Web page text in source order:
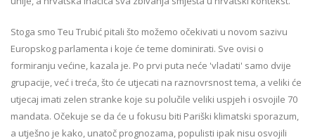
Stoga smo Teu Trubić pitali što možemo očekivati u novom sazivu
Europskog parlamenta i koje će teme dominirati. Sve ovisi o
formiranju većine, kazala je. Po prvi puta neće 'vladati' samo dvije
grupacije, već i treća, što će utjecati na raznovrsnost tema, a veliki će
utjecaj imati zelen stranke koje su polučile veliki uspjeh i osvojile 70
mandata. Očekuje se da će u fokusu biti Pariški klimatski sporazum,
a utješno je kako, unatoč prognozama, populisti ipak nisu osvojili